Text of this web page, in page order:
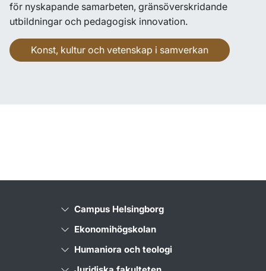
för nyskapande samarbeten, gränsöverskridande
utbildningar och pedagogisk innovation.
Konst, kultur och vetenskap i samverkan
Campus Helsingborg
Ekonomihögskolan
Humaniora och teologi